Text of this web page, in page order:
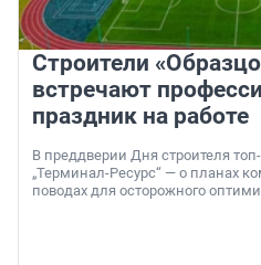
Строители
встречают
праздник на работе
В преддверии Дня строителя
„Терминал-Ресурс“ — о планах
поводах для осторожного